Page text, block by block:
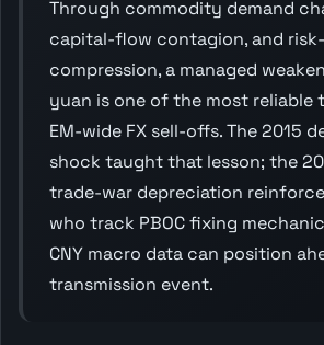
Through commodity demand
capital-flow contagion, and
compression, a managed
yuan is one of the most reliable
EM-wide FX sell-offs. The 2015
shock taught that lesson; the
trade-war depreciation
who track PBOC fixing
CNY macro data can position
transmission event.